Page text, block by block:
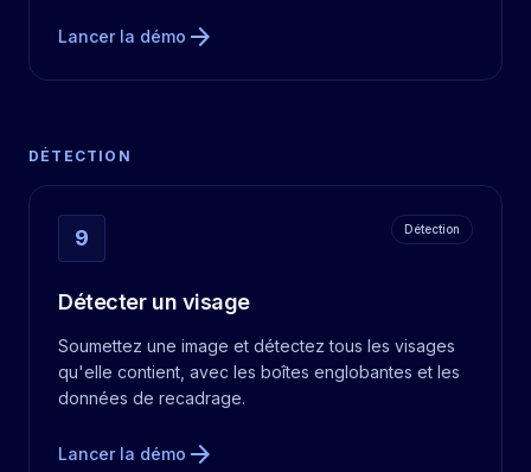
Lancer la démo arrow_forward
DÉTECTION
9 Détection
Détecter un visage
Soumettez une image et détectez tous les visages
qu'elle contient, avec les boîtes englobantes et les
données de recadrage.
Lancer la démo arrow_forward